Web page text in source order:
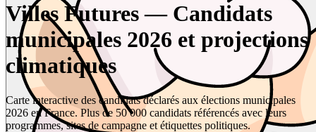
Villes Futures — Candidats
municipales 2026 et projections
climatiques
Carte interactive des candidats déclarés aux élections municipales
2026 en France. Plus de 50 000 candidats référencés avec leurs
programmes, sites de campagne et étiquettes politiques.